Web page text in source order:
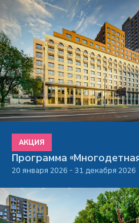
АКЦИЯ
Программа
20 января 2026 - 31 декабря 2026